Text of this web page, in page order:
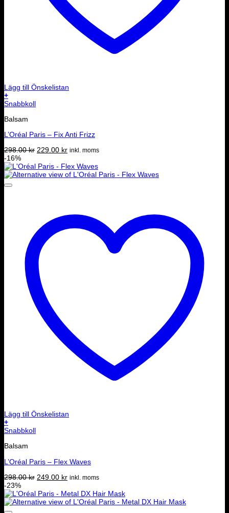
Lägg till Önskelistan
+
Snabbkoll
Balsam
L’Oréal Paris – Fix Anti Frizz
298.00kr Det
priset
var:
229.00 krDet
priset
är:
inkl. moms
-16%
Lägg till Önskelistan
+
Snabbkoll
Balsam
L’Oréal Paris – Flex Waves
298.00kr Det
priset
var:
249.00 krDet
priset
är:
inkl. moms
-23%